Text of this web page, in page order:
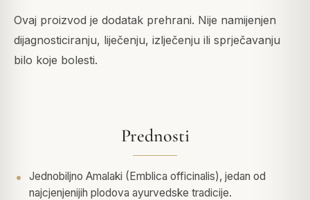
Ovaj proizvod je dodatak prehrani. Nije namijenjen
dijagnosticiranju, liječenju, izlječenju ili sprječavanju
bilo koje bolesti.
Prednosti
Jednobiljno Amalaki (Emblica officinalis), jedan od
najcjenjenijih plodova ayurvedske tradicije.